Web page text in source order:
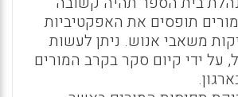
תופסים את האפקטיביות
משאבי אנוש. ניתן לעשות
על ידי קיום סקר בקרב המורים